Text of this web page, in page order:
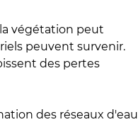
végétation peut
peuvent survenir.
des pertes
des réseaux d'eau